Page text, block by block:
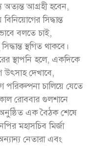
অত্যন্ত আগ্রহী হবেন,
সিদ্ধান্ত
বলতে চাই,
স্থগিত থাকবে।
স্থাপনি হলে, একদিকে
উৎসাহ দেখাবে,
পরিকল্পনা চালিয়ে যেতে
রোববার গুলশানে
এক বৈঠক শেষে
মহাসচিব মির্জা
নেতারা এবং